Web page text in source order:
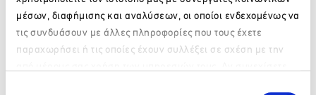
μέσων, διαφήμισης και αναλύσεων, οι οποίοι ενδεχομένως να
τις συνδυάσουν με άλλες πληροφορίες που τους έχετε
παραχωρήσει ή τις οποίες έχουν συλλέξει σε σχέση με την
«Προτεραιότητες στην Διακυβέρνηση στο πλαίσιο των
κριτηρίων ESG»
Q&A SESSIONS